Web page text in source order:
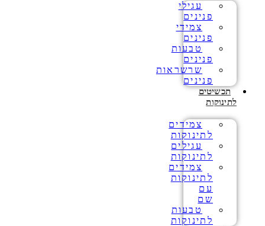
עגילי
פנינים
צמידי
פנינים
טבעות
פנינים
שרשראות
פנינים
תכשיטים
לתינוקות
צמידים
לתינוקות
עגילים
לתינוקות
צמידים
לתינוקות
עם
שם
טבעות
לתינוקות